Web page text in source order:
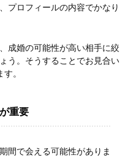
プロフィールの内容でかなり
成婚の可能性が高い相手に絞
う。そうすることでお見合い
。
重要
間で会える可能性がありま